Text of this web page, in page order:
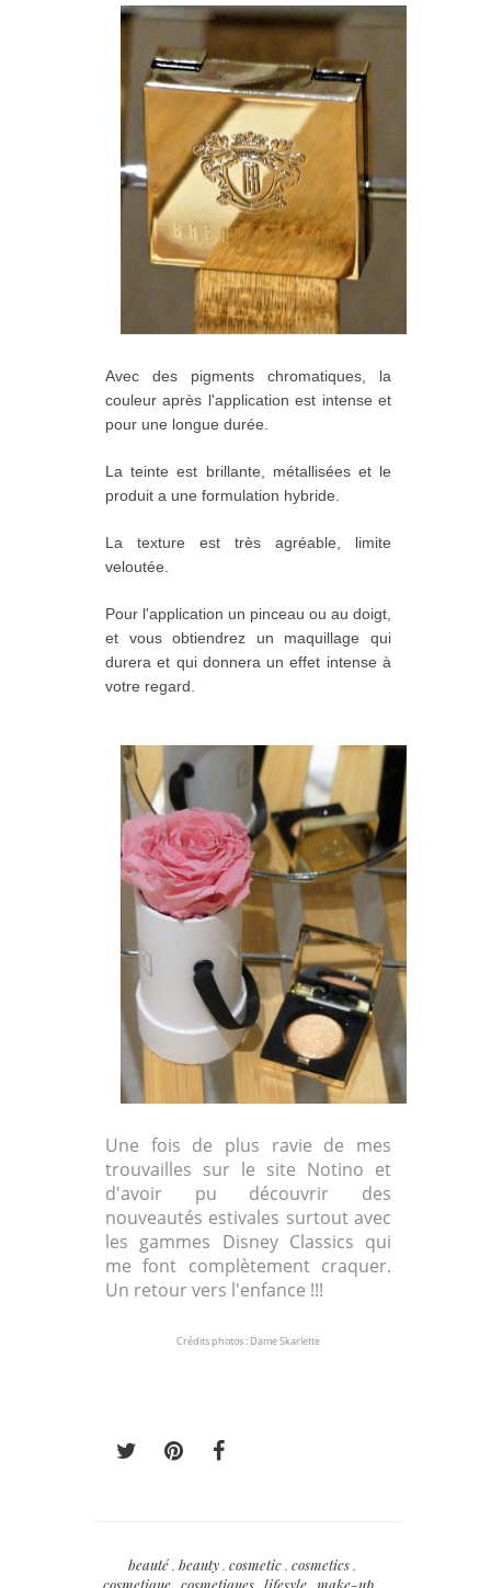
Avec des pigments chromatiques, la
couleur après l'application est intense et
pour une longue durée.
La teinte est brillante, métallisées et le
produit a une formulation hybride.
La texture est très agréable, limite
veloutée.
Pour l'application un pinceau ou au doigt,
et vous obtiendrez un maquillage qui
durera et qui donnera un effet intense à
votre regard.
Une fois de plus ravie de mes
trouvailles sur le site Notino et
d'avoir pu découvrir des
nouveautés estivales surtout avec
les gammes Disney Classics qui
me font complètement craquer.
Un retour vers l'enfance !!!
Crédits photos : Dame Skarlette
beauté, beauty, cosmetic, cosmetics,
cosmetique cosmetiques lifesyle make-up